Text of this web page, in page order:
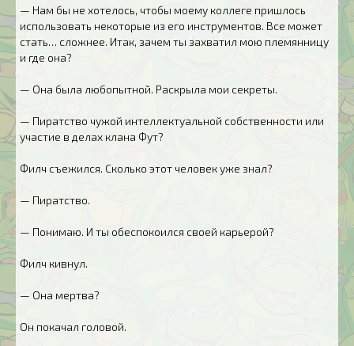
— Нам бы не хотелось, чтобы моему коллеге пришлось
использовать некоторые из его инструментов. Все может
стать… сложнее. Итак, зачем ты захватил мою племянницу
и где она?
— Она была любопытной. Раскрыла мои секреты.
— Пиратство чужой интеллектуальной собственности или
участие в делах клана Фут?
Филч съежился. Сколько этот человек уже знал?
— Пиратство.
— Понимаю. И ты обеспокоился своей карьерой?
Филч кивнул.
— Она мертва?
Он покачал головой.